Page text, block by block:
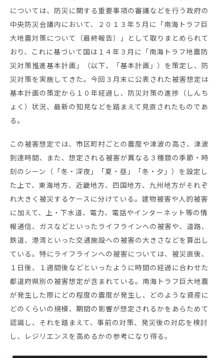
については、防災に関する重要事項の審議などを行う政府の
中央防災会議内において、２０１３年５月に「南海トラフ巨
大地震対策について（最終報告）」として取りまとめられて
おり、これに基づいて国は１４年３月に「南海トラフ地震防
災対策推進基本計画」（以下、「基本計画」）を策定し、防
災対策を実施してきた。今回３月末に公表された被害想定は
基本計画の策定から１０年経過し、防災対策の進捗（しんち
ょく）状況、最新の知見などを踏まえて見直されたものであ
る。
この被害想定では、市区町村ごとの震度や津波の高さ、津波
到達時間、また、想定される被害が異なる３種類の季節・時
刻のシーン（「冬・深夜」「夏・昼」「冬・夕」）を設定し
た上で、東海地方、近畿地方、四国地方、九州地方がそれぞ
れ大きく被災するケースに分けている。建物被害や人的被害
に加えて、上・下水道、電力、電話やインターネット等の情
報通信、ガスなどといったライフラインへの被害や、道路、
鉄道、港湾といった交通施設への被害の大きさなどを算出し
ている。特にライフラインへの被害については、被災直後、
１日後、１週間後などといったように時間の経過に合わせた
都道府県別の被害想定が含まれている。南海トラフ巨大地震
が発生した際にどの程度の震度が発生し、どのような資産に
どのくらいの規模、期間の影響が想定されるかをあらためて
認識し、それを踏まえて、事前の対策、発災後の対応を検討
し、レジリエンスを高めるかの参考になり得る。